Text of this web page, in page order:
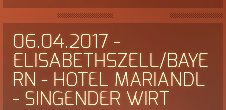
06.04.2017 -
ELISABETHSZELL/BAYE
RN - HOTEL MARIANDL
- SINGENDER WIRT